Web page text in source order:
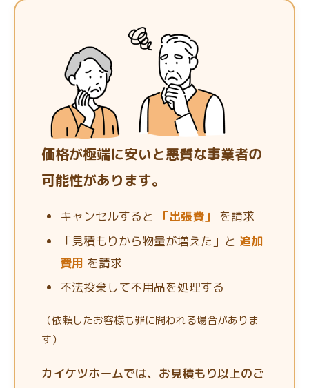
価格が極端に安いと悪質な事業者の
可能性があります。
キャンセルすると 「出張費」
を請求
「見積もりから物量が増えた」と 追加
費用 を請求
不法投棄して不用品を処理する
（依頼したお客様も罪に問われる場合がありま
す）
カイケツホームでは、お見積もり以上のご